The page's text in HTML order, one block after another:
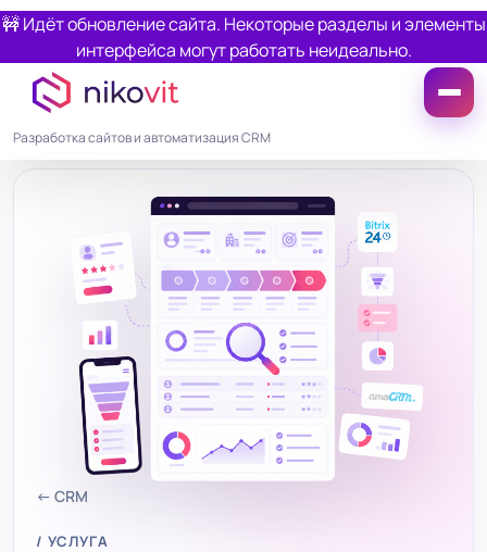
🚧 Идёт обновление сайта. Некоторые разделы и элементы
интерфейса могут работать неидеально.
Разработка сайтов и автоматизация CRM
← CRM
/ УСЛУГА